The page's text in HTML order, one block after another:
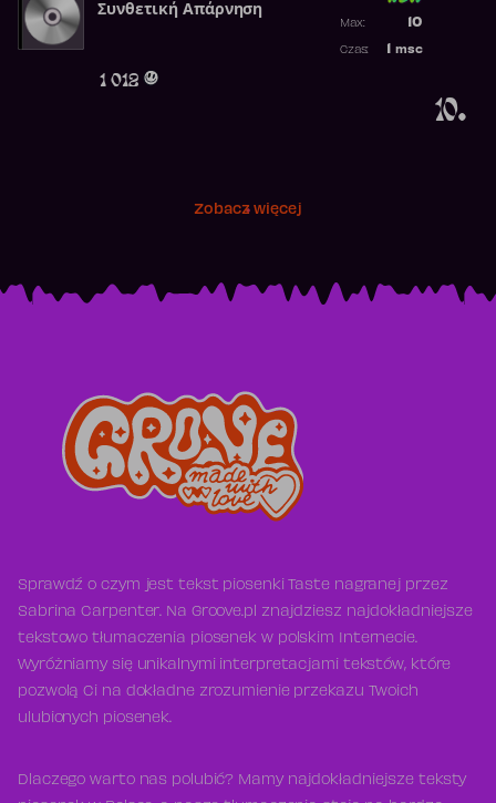
10.
Συνθετική Απάρνηση
1 012
10
Max:
msc
Czas:
Zobacz więcej
Sprawdź o czym jest tekst piosenki Taste nagranej przez
Sabrina Carpenter. Na Groove.pl znajdziesz najdokładniejsze
tekstowo tłumaczenia piosenek w polskim Internecie.
Wyróżniamy się unikalnymi interpretacjami tekstów, które
pozwolą Ci na dokładne zrozumienie przekazu Twoich
ulubionych piosenek.
Dlaczego warto nas polubić? Mamy najdokładniejsze teksty